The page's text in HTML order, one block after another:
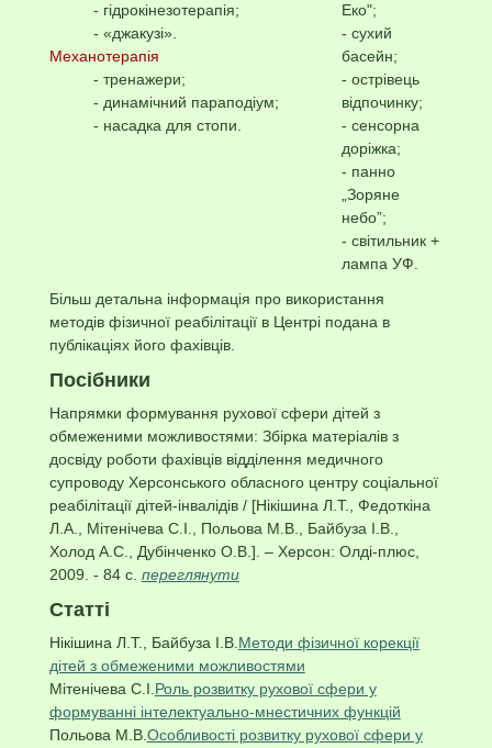
- гідрокінезотерапія;
- «джакузі».
Механотерапія
- тренажери;
- динамічний параподіум;
- насадка для стопи.
Еко";
- сухий
басейн;
- острівець
відпочинку;
- сенсорна
доріжка;
- панно
„Зоряне
небо”;
- світильник +
лампа УФ.
Більш детальна інформація про використання
методів фізичної реабілітації в Центрі подана в
публікаціях його фахівців.
Посібники
Напрямки формування рухової сфери дітей з
обмеженими можливостями: Збірка матеріалів з
досвіду роботи фахівців відділення медичного
супроводу Херсонського обласного центру соціальної
реабілітації дітей-інвалідів / [Нікішина Л.Т., Федоткіна
Л.А., Мітенічева С.І., Польова М.В., Байбуза І.В.,
Холод А.С., Дубінченко О.В.]. – Херсон: Олді-плюс,
2009. - 84 с. переглянути
Статті
Нікішина Л.Т., Байбуза І.В. Методи фізичної корекції
дітей з обмеженими можливостями
Мітенічева С.І. Роль розвитку рухової сфери у
формуванні інтелектуально-мнестичних функцій
Польова М.В. Особливості розвитку рухової сфери у